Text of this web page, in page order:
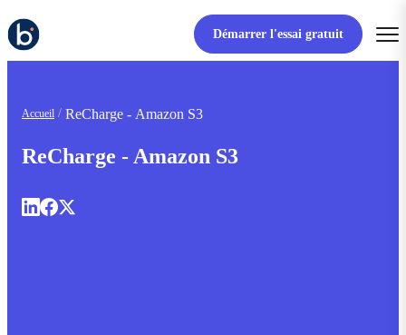
Démarrer l'essai gratuit
Accueil ReCharge - Amazon S3
ReCharge - Amazon S3